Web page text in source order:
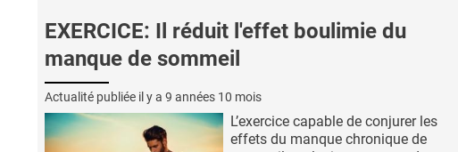
EXERCICE: Il réduit l'effet boulimie du
manque de sommeil
Actualité publiée il y a 9 années 10 mois
L’exercice capable de conjurer les
effets du manque chronique de